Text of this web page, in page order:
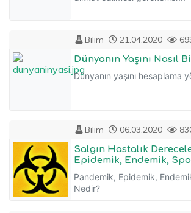
Bilim 21.04.2020
Dünyanın Yaşını Nasıl
Dünyanın yaşını hesaplama
Bilim 06.03.2020
Salgın Hastalık
Epidemik, Endemik,
Pandemik, Epidemik,
Nedir?